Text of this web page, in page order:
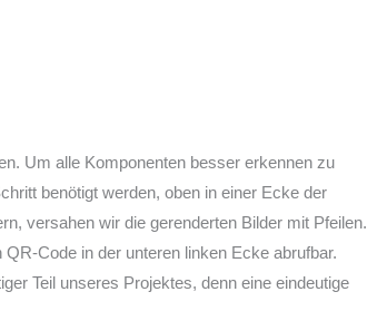
Um alle Komponenten besser erkennen zu
benötigt werden, oben in einer Ecke der
versahen wir die gerenderten Bilder mit Pfeilen.
Code in der unteren linken Ecke abrufbar.
Teil unseres Projektes, denn eine eindeutige